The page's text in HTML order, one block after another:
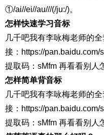
①/ai//ei//au///(/ju:/)。
怎样快速学习音标
几千吧我有李咏梅老师的
接：https://
提取码：sMfm 再看看别人
怎样简单背音标
几千吧我有李咏梅老师的
接：https://
提取码：sMfm 再看看别人